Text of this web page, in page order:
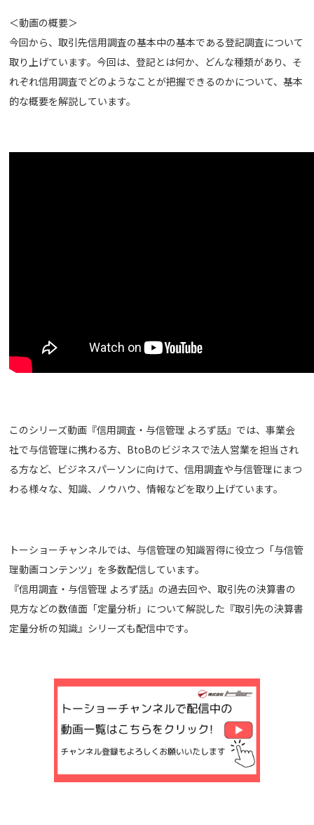
＜動画の概要＞
今回から、取引先信用調査の基本中の基本である登記調査について
取り上げています。今回は、登記とは何か、どんな種類があり、そ
れぞれ信用調査でどのようなことが把握できるのかについて、基本
的な概要を解説しています。
このシリーズ動画『信用調査・与信管理 よろず話』では、事業会
社で与信管理に携わる方、BtoBのビジネスで法人営業を担当され
る方など、ビジネスパーソンに向けて、信用調査や与信管理にまつ
わる様々な、知識、ノウハウ、情報などを取り上げています。
トーショーチャンネルでは、与信管理の知識習得に役立つ「与信管
理動画コンテンツ」を多数配信しています。
『信用調査・与信管理 よろず話』の過去回や、取引先の決算書の
見方などの数値面「定量分析」について解説した『取引先の決算書
定量分析の知識』シリーズも配信中です。